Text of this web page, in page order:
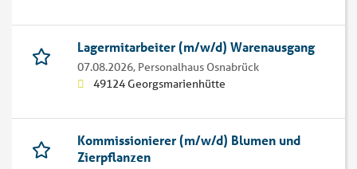
Lagermitarbeiter (m/w/d) Warenausgang
07.08.2026, Personalhaus Osnabrück
49124 Georgsmarienhütte
Kommissionierer (m/w/d) Blumen und
Zierpflanzen